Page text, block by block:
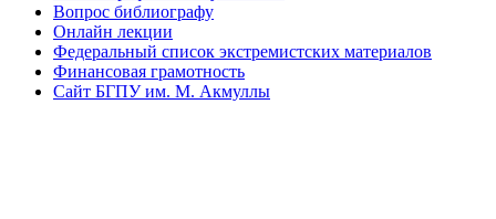
Вопрос библиографу
Онлайн лекции
Федеральный список экстремистских материалов
Финансовая грамотность
Сайт БГПУ им. М. Акмуллы